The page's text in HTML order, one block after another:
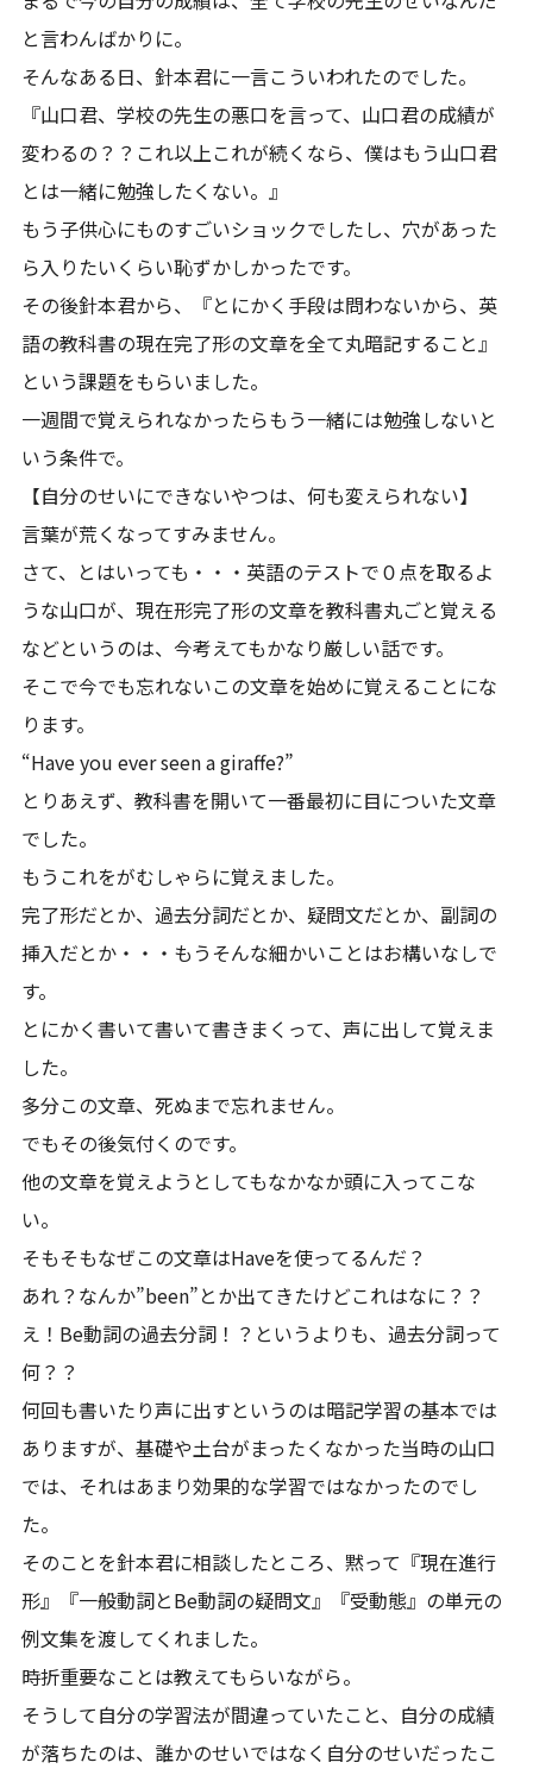
と言わんばかりに。
そんなある日、針本君に一言こういわれたのでした。
『山口君、学校の先生の悪口を言って、山口君の成績が
変わるの？？これ以上これが続くなら、僕はもう山口君
とは一緒に勉強したくない。』
もう子供心にものすごいショックでしたし、穴があった
ら入りたいくらい恥ずかしかったです。
その後針本君から、『とにかく手段は問わないから、英
語の教科書の現在完了形の文章を全て丸暗記すること』
という課題をもらいました。
一週間で覚えられなかったらもう一緒には勉強しないと
いう条件で。
【自分のせいにできないやつは、何も変えられない】
言葉が荒くなってすみません。
さて、とはいっても・・・英語のテストで０点を取るよ
うな山口が、現在形完了形の文章を教科書丸ごと覚える
などというのは、今考えてもかなり厳しい話です。
そこで今でも忘れないこの文章を始めに覚えることにな
ります。
“Have you ever seen a giraffe?”
とりあえず、教科書を開いて一番最初に目についた文章
でした。
もうこれをがむしゃらに覚えました。
完了形だとか、過去分詞だとか、疑問文だとか、副詞の
挿入だとか・・・もうそんな細かいことはお構いなしで
す。
とにかく書いて書いて書きまくって、声に出して覚えま
した。
多分この文章、死ぬまで忘れません。
でもその後気付くのです。
他の文章を覚えようとしてもなかなか頭に入ってこな
い。
そもそもなぜこの文章はHaveを使ってるんだ？
あれ？なんか”been”とか出てきたけどこれはなに？？
え！Be動詞の過去分詞！？というよりも、過去分詞って
何？？
何回も書いたり声に出すというのは暗記学習の基本では
ありますが、基礎や土台がまったくなかった当時の山口
では、それはあまり効果的な学習ではなかったのでし
た。
そのことを針本君に相談したところ、黙って『現在進行
形』『一般動詞とBe動詞の疑問文』『受動態』の単元の
例文集を渡してくれました。
時折重要なことは教えてもらいながら。
そうして自分の学習法が間違っていたこと、自分の成績
が落ちたのは、誰かのせいではなく自分のせいだったこ